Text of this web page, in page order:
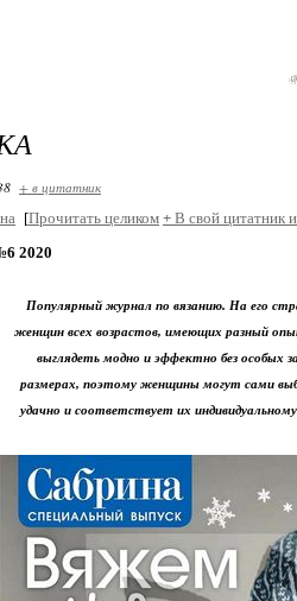
+ в цитатник
[Прочитать целиком + В свой цитатник
2020
Популярный журнал по вязанию. На его
женщин всех возрастов, имеющих разный
выглядеть модно и эффектно без особых
размерах, поэтому женщины могут сами
удачно и соответствует их